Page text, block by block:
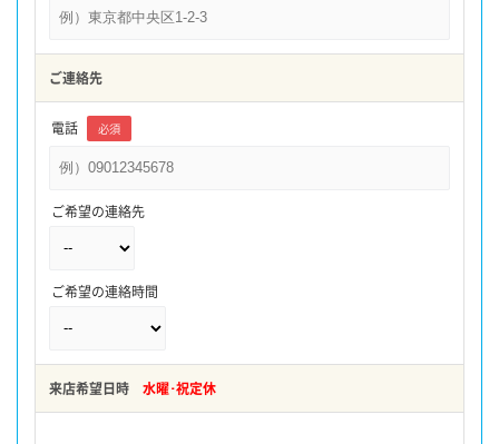
ご連絡先
電話 必須
ご希望の連絡先
ご希望の連絡時間
来店希望日時 水曜･祝定休